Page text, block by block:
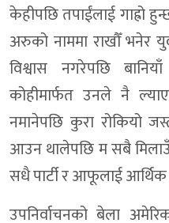
केहीपछि तपाईंलाई गाह्रो
अरुको नाममा राखौँ भनेर
विश्वास नगरेपछि
कोहीमार्फत उनले नै
नमानेपछि कुरा रोकियो
आउन थालेपछि म सबै
सधै पार्टी र आफूलाई
उपनिर्वाचनको बेला